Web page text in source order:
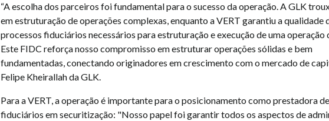
“A escolha dos parceiros foi fundamental para o sucesso da operação. A GLK
em estruturação de operações complexas, enquanto a VERT garantiu a qualidade
processos fiduciários necessários para estruturação e execução de uma operação
Este FIDC reforça nosso compromisso em estruturar operações sólidas e bem
fundamentadas, conectando originadores em crescimento com o mercado de
Felipe Kheirallah da GLK.
Para a VERT, a operação é importante para o posicionamento como prestadora
fiduciários em securitização: "Nosso papel foi garantir todos os aspectos de